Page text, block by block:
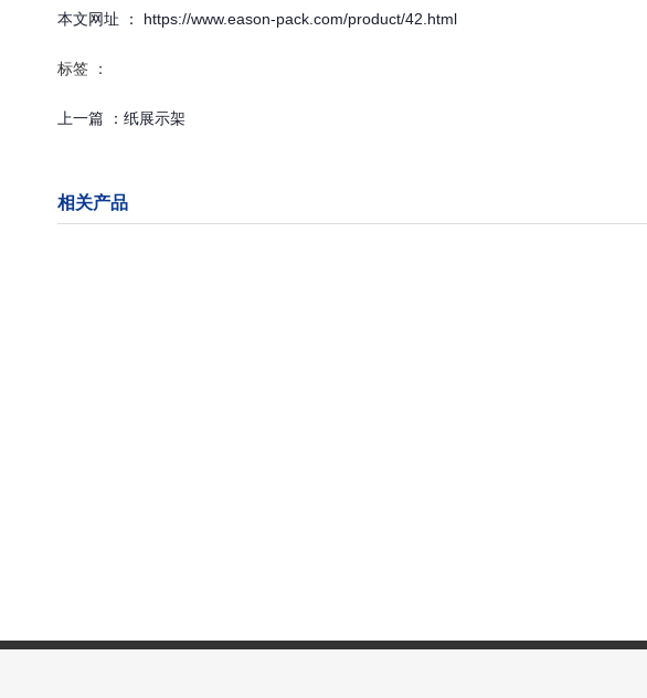
本文网址 ： https://www.eason-pack.com/product/42.html
标签 ：
上一篇 ： 纸展示架
相关产品